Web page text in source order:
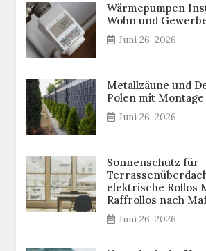
Wärmepumpen
Wohn und
Juni 26, 2026
Metallzäune und
Polen mit Montage
Juni 26, 2026
Sonnenschutz für
elektrische Rollos
Raffrollos nach
Juni 26, 2026